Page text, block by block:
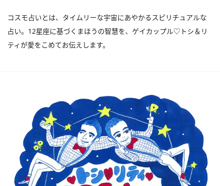
コスモ占いとは、タイムリーな宇宙にあやかるスピリチュアルな
占い。12星座に基づくまほうの智慧を、ゲイカップル♡トシ＆リ
ティが愛をこめてお伝えします。